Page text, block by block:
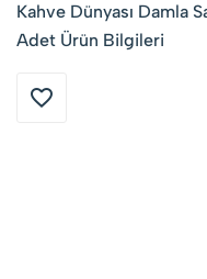
Kahve Dünyası Damla
Adet Ürün Bilgileri